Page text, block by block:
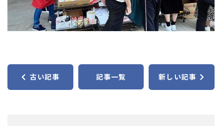
古い記事 記事一覧 新しい記事